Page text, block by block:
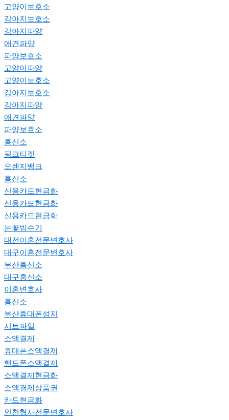
고양이보호소
강아지보호소
강아지파양
애견파양
파양보호소
고양이파양
고양이보호소
강아지보호소
강아지파양
애견파양
파양보호소
흥신소
핑크티켓
오렌지뱅크
흥신소
신용카드현금화
신용카드현금화
신용카드현금화
눈꽃빙수기
대전이혼전문변호사
대구이혼전문변호사
부산흥신소
대구흥신소
이혼변호사
흥신소
부산휴대폰성지
시트파일
소액결제
휴대폰소액결제
핸드폰소액결제
소액결제현금화
소액결제상품권
카드현금화
인천형사전문변호사